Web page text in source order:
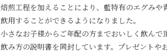
焙煎工程を加えることにより、藍特有のエグみや
飲用することができるようになりました。
小さなお子様からご年配の方までおいしく飲んで
飲み方の説明書を同封しています。プレゼントや